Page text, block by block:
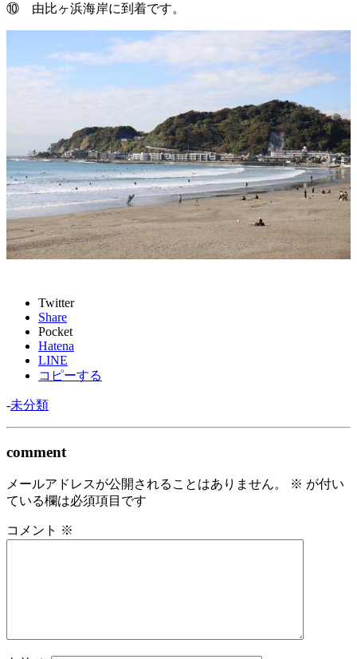
⑩ 由比ヶ浜海岸に到着です。
Twitter
Share
Pocket
Hatena
LINE
コピーする
-未分類
comment
メールアドレスが公開されることはありません。 ※ が付い
ている欄は必須項目です
コメント ※